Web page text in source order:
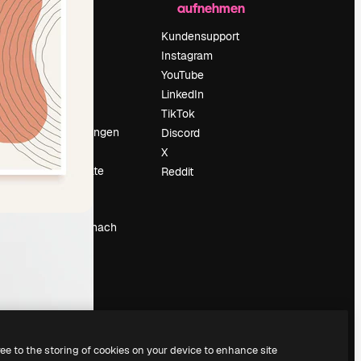
Preise
Über uns
Reviews
Karriere
Suchtrends
Blog
Veranstaltungen
Slidesgo
Deine Inhalte
Suchst du nach
aufnehmen
Kundensupport
Instagram
YouTube
LinkedIn
TikTok
Discord
X
Reddit
to the storing of cookies on your device to enhance site